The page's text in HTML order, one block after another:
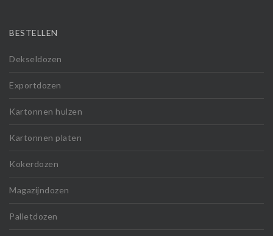
BESTELLEN
Dekseldozen
Exportdozen
Kartonnen hulzen
Kartonnen platen
Kokerdozen
Magazijndozen
Palletdozen